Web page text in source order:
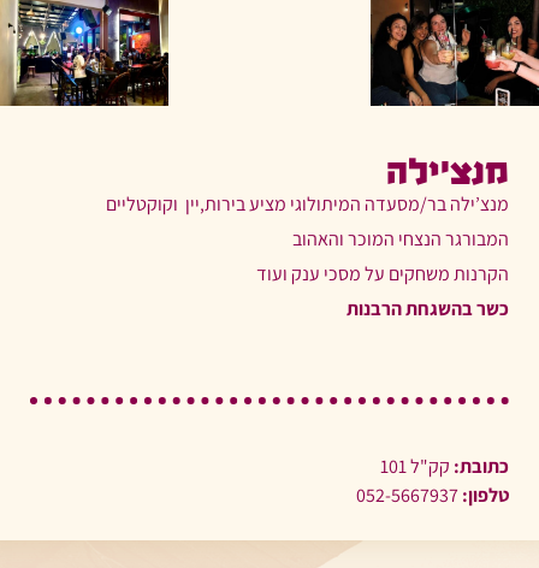
מנצ’ילה
מנצ’ילה בר/מסעדה המיתולוגי מציע בירות,יין וקוקטליים
המבורגר הנצחי המוכר והאהוב
הקרנות משחקים על מסכי ענק ועוד
כשר בהשגחת הרבנות
כתובת: קק"ל 101
טלפון: